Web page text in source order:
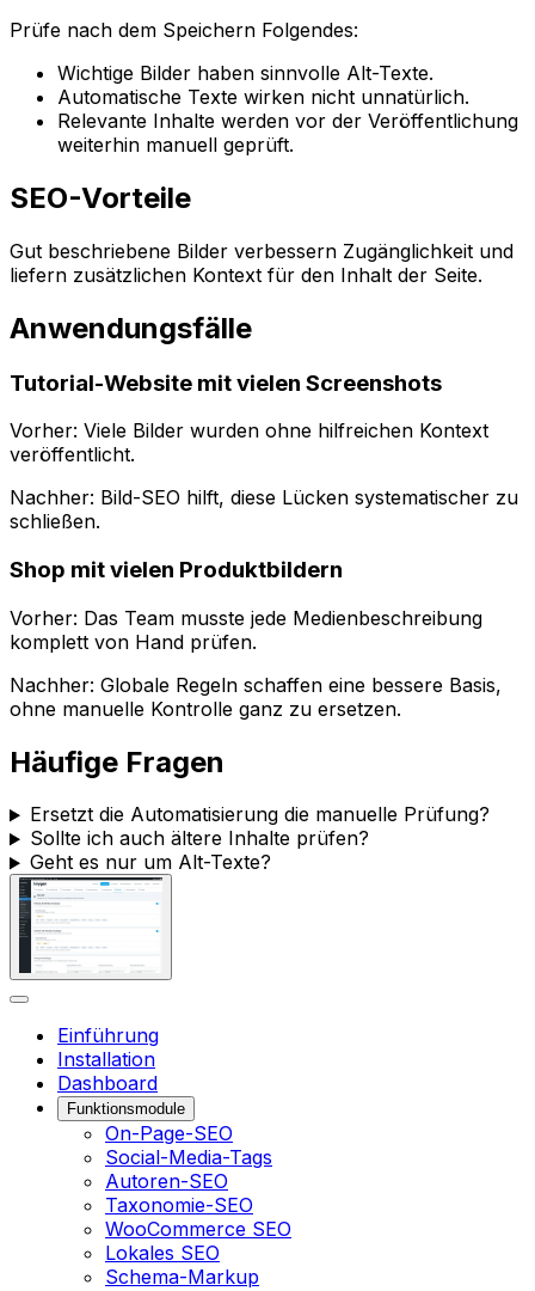
Prüfe nach dem Speichern Folgendes:
Wichtige Bilder haben sinnvolle Alt-Texte.
Automatische Texte wirken nicht unnatürlich.
Relevante Inhalte werden vor der Veröffentlichung
weiterhin manuell geprüft.
SEO-Vorteile
Gut beschriebene Bilder verbessern Zugänglichkeit und
liefern zusätzlichen Kontext für den Inhalt der Seite.
Anwendungsfälle
Tutorial-Website mit vielen Screenshots
Vorher: Viele Bilder wurden ohne hilfreichen Kontext
veröffentlicht.
Nachher: Bild-SEO hilft, diese Lücken systematischer zu
schließen.
Shop mit vielen Produktbildern
Vorher: Das Team musste jede Medienbeschreibung
komplett von Hand prüfen.
Nachher: Globale Regeln schaffen eine bessere Basis,
ohne manuelle Kontrolle ganz zu ersetzen.
Häufige Fragen
Ersetzt die Automatisierung die manuelle Prüfung?
Sollte ich auch ältere Inhalte prüfen?
Geht es nur um Alt-Texte?
Einführung
Installation
Dashboard
Funktionsmodule
On-Page-SEO
Social-Media-Tags
Autoren-SEO
Taxonomie-SEO
WooCommerce SEO
Lokales SEO
Schema-Markup